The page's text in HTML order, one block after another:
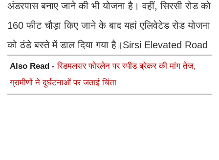
अंडरपास बनाए जाने की भी योजना है। वहीं, सिरसी रोड को
160 फीट चौड़ा किए जाने के बाद यहां एलिवेटेड रोड योजना
को ठंडे बस्ते में डाल दिया गया है।Sirsi Elevated Road
Also Read -रिडमलसर फोरलेन पर स्पीड ब्रेकर की मांग तेज,
ग्रामीणों ने दुर्घटनाओं पर जताई चिंता